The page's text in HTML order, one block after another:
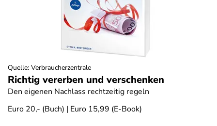
Richtig vererben und verschenken
Den eigenen Nachlass rechtzeitig regeln
Euro 20,- (Buch) | Euro 15,99 (E-Book)
Quelle: Verbraucherzentrale